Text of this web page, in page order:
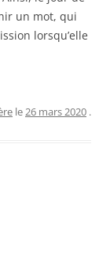
un mot, qui
lorsqu’elle
le 26 mars 2020 .